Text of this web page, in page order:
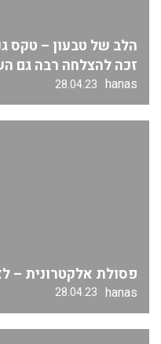
זכה להצלחה רבה גם
hanas
28.04.23
פסולת אלקטרונית –
hanas
28.04.23